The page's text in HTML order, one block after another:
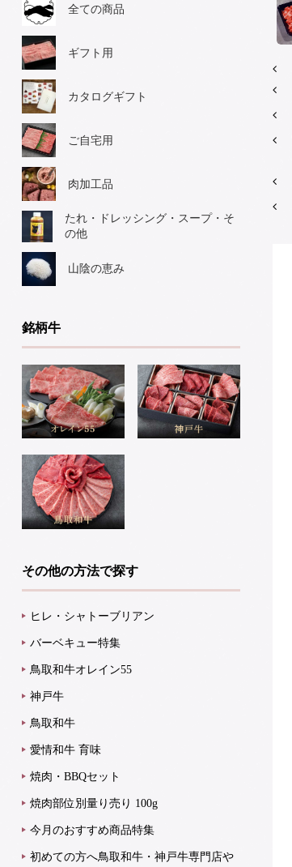
全ての商品
ギフト用
カタログギフト
ご自宅用
肉加工品
たれ・ドレッシング・スープ・そ
の他
山陰の恵み
銘柄牛
その他の方法で探す
ヒレ・シャトーブリアン
バーベキュー特集
鳥取和牛オレイン55
神戸牛
鳥取和牛
愛情和牛 育味
焼肉・BBQセット
焼肉部位別量り売り 100g
今月のおすすめ商品特集
初めての方へ鳥取和牛・神戸牛専門店や